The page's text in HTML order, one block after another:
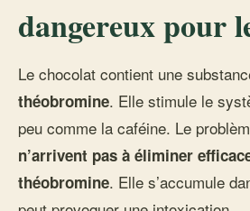
dangereux pour
Le chocolat contient une
théobromine. Elle stimule le
peu comme la caféine. Le
n’arrivent pas à éliminer
théobromine. Elle s’accumule